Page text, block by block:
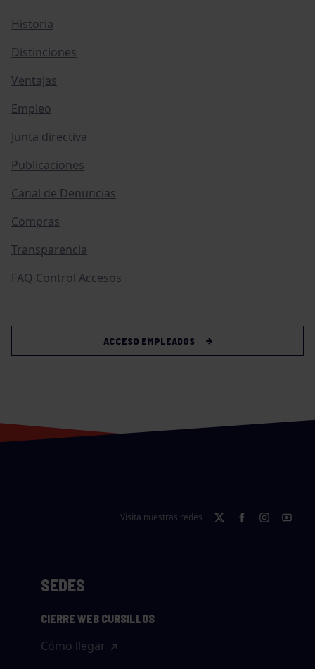
Historia
Distinciones
Ventajas
Empleo
Junta directiva
Publicaciones
Canal de Denuncias
Compras
Transparencia
FAQ Control Accesos
ACCESO EMPLEADOS
Visita nuestras redes
SEDES
CIERRE WEB CURSILLOS
Cómo llegar